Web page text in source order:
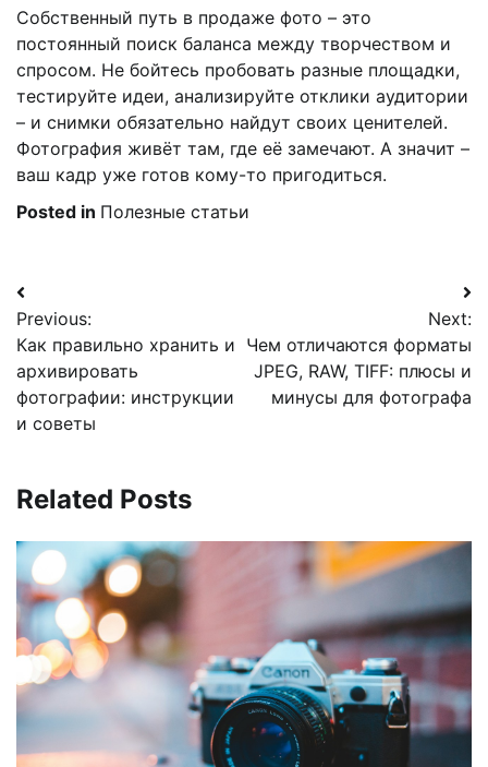
Собственный путь в продаже фото – это
постоянный поиск баланса между творчеством и
спросом. Не бойтесь пробовать разные площадки,
тестируйте идеи, анализируйте отклики аудитории
– и снимки обязательно найдут своих ценителей.
Фотография живёт там, где её замечают. А значит –
ваш кадр уже готов кому-то пригодиться.
Posted in Полезные статьи
Навигация
по
записям
Previous:
Как правильно хранить и
архивировать
фотографии: инструкции
и советы
Next:
Чем отличаются форматы
JPEG, RAW, TIFF: плюсы и
минусы для фотографа
Related Posts